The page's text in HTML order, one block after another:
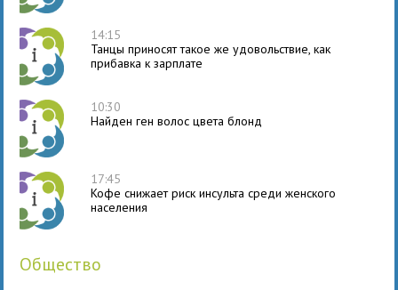
14:15
Танцы приносят такое же удовольствие, как
прибавка к зарплате
10:30
Найден ген волос цвета блонд
17:45
Кофе снижает риск инсульта среди женского
населения
общество